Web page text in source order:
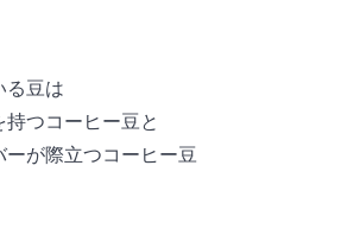
る豆は
つコーヒー豆と
が際立つコーヒー豆